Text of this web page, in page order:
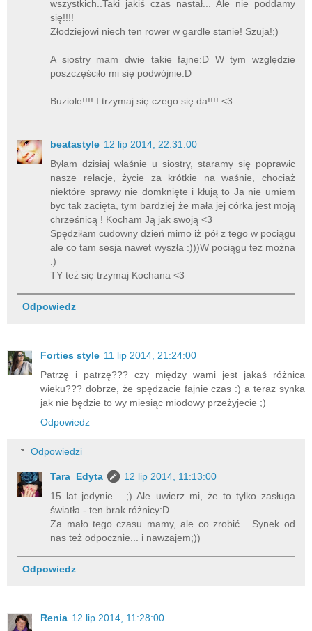
wszystkich..Taki jakiś czas nastał... Ale nie poddamy
się!!!!
Złodziejowi niech ten rower w gardle stanie! Szuja!;)
A siostry mam dwie takie fajne:D W tym względzie
poszczęściło mi się podwójnie:D
Buziole!!!! I trzymaj się czego się da!!!! <3
beatastyle 12 lip 2014, 22:31:00
Byłam dzisiaj właśnie u siostry, staramy się poprawic
nasze relacje, życie za krótkie na waśnie, chociaż
niektóre sprawy nie domknięte i kłują to Ja nie umiem
byc tak zacięta, tym bardziej że mała jej córka jest moją
chrześnicą ! Kocham Ją jak swoją <3
Spędziłam cudowny dzień mimo iż pół z tego w pociągu
ale co tam sesja nawet wyszła :)))W pociągu też można
:)
TY też się trzymaj Kochana <3
Odpowiedz
Forties style 11 lip 2014, 21:24:00
Patrzę i patrzę??? czy między wami jest jakaś różnica
wieku??? dobrze, że spędzacie fajnie czas :) a teraz synka
jak nie będzie to wy miesiąc miodowy przeżyjecie ;)
Odpowiedz
Odpowiedzi
Tara_Edyta
12 lip 2014, 11:13:00
15 lat jedynie... ;) Ale uwierz mi, że to tylko zasługa
światła - ten brak różnicy:D
Za mało tego czasu mamy, ale co zrobić... Synek od
nas też odpocznie... i nawzajem;))
Odpowiedz
Renia 12 lip 2014, 11:28:00